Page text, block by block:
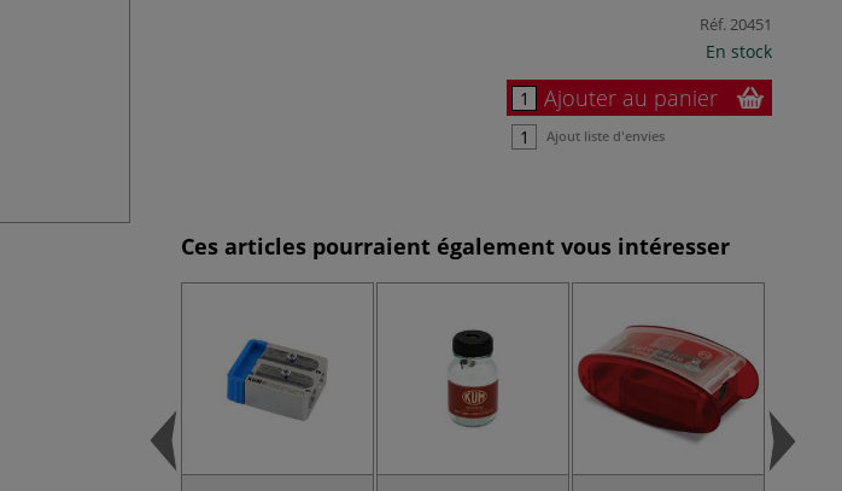
Réf.20451
En stock
Ajouter au panier
Ajout liste d'envies
Ces articles pourraient également vous intéresser